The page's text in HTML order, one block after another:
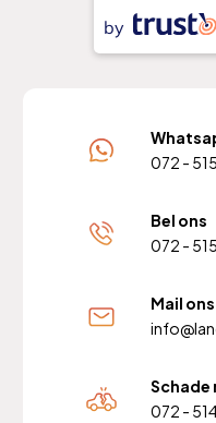
by
072 -
Bel ons
072 -
Mail ons
Schade
072 -